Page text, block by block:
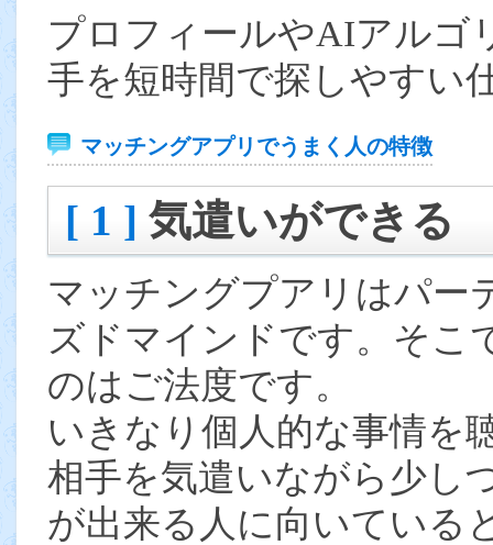
プロフィールやAIアルゴ
手を短時間で探しやすい
マッチングアプリでうまく人の特徴
[ 1 ] 気遣いができる
マッチングプアリはパー
ズドマインドです。そこ
のはご法度です。
いきなり個人的な事情を
相手を気遣いながら少し
が出来る人に向いている